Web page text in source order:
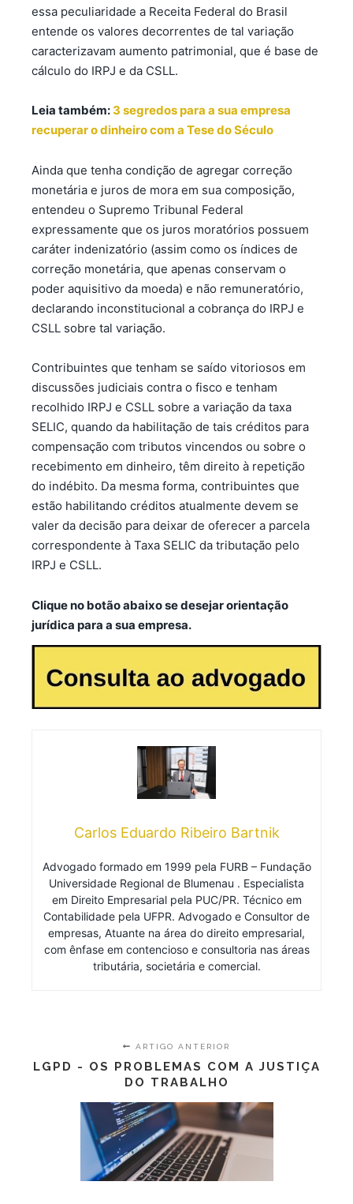
essa peculiaridade a Receita Federal do Brasil
entende os valores decorrentes de tal variação
caracterizavam aumento patrimonial, que é base de
cálculo do IRPJ e da CSLL.
Leia também: 3 segredos para a sua empresa
recuperar o dinheiro com a Tese do Século
Ainda que tenha condição de agregar correção
monetária e juros de mora em sua composição,
entendeu o Supremo Tribunal Federal
expressamente que os juros moratórios possuem
caráter indenizatório (assim como os índices de
correção monetária, que apenas conservam o
poder aquisitivo da moeda) e não remuneratório,
declarando inconstitucional a cobrança do IRPJ e
CSLL sobre tal variação.
Contribuintes que tenham se saído vitoriosos em
discussões judiciais contra o fisco e tenham
recolhido IRPJ e CSLL sobre a variação da taxa
SELIC, quando da habilitação de tais créditos para
compensação com tributos vincendos ou sobre o
recebimento em dinheiro, têm direito à repetição
do indébito. Da mesma forma, contribuintes que
estão habilitando créditos atualmente devem se
valer da decisão para deixar de oferecer a parcela
correspondente à Taxa SELIC da tributação pelo
IRPJ e CSLL.
Clique no botão abaixo se desejar orientação
jurídica para a sua empresa.
Carlos Eduardo Ribeiro Bartnik
Advogado formado em 1999 pela FURB – Fundação
Universidade Regional de Blumenau . Especialista
em Direito Empresarial pela PUC/PR. Técnico em
Contabilidade pela UFPR. Advogado e Consultor de
empresas, Atuante na área do direito empresarial,
com ênfase em contencioso e consultoria nas áreas
tributária, societária e comercial.
ARTIGO ANTERIOR
LGPD - OS PROBLEMAS COM A JUSTIÇA
DO TRABALHO